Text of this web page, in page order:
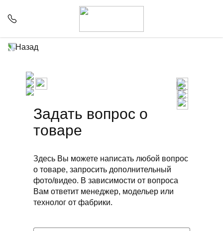
Назад
Задать вопрос о
товаре
Здесь Вы можете написать любой вопрос
о товаре, запросить дополнительный
фото/видео. В зависимости от вопроса
Вам ответит менеджер, модельер или
технолог от фабрики.